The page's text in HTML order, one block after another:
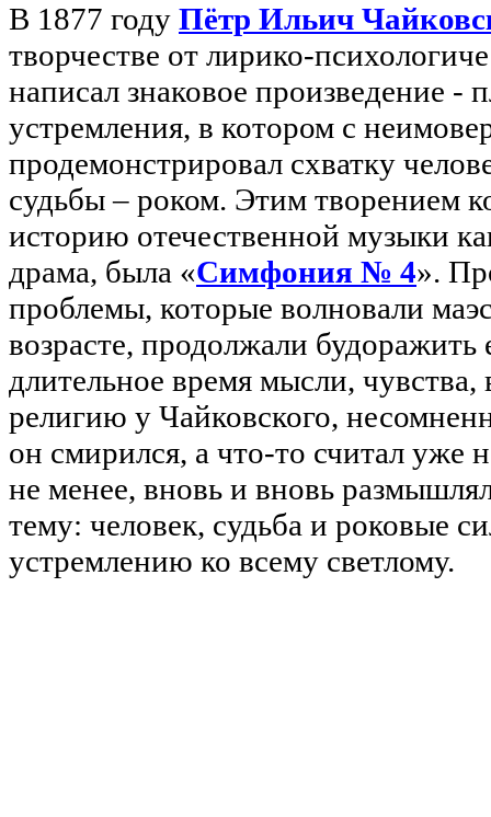
В 1877 году Пётр Ильич
творчестве от лирико-
написал знаковое произведение -
устремления, в котором с
продемонстрировал схватку
судьбы – роком. Этим творением
историю отечественной музыки
драма, была «Симфония № 4».
проблемы, которые волновали
возрасте, продолжали будоражить
длительное время мысли, чувства,
религию у Чайковского,
он смирился, а что-то считал уже
не менее, вновь и вновь
тему: человек, судьба и роковые
устремлению ко всему светлому.